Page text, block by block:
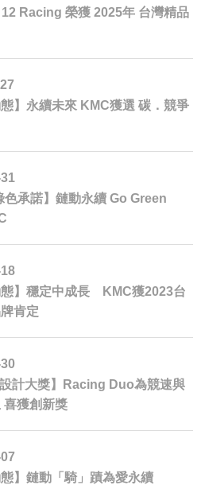
12 Racing 榮獲 2025年 台灣精品
態】永續未來 KMC獲選 碳．競爭
色承諾】鏈動永續 Go Green
態】穩定中成長 KMC獲2023台
肯定
設計大獎】Racing Duo為競速與
喜獲創新獎
態】鏈動「騎」蹟為愛永續